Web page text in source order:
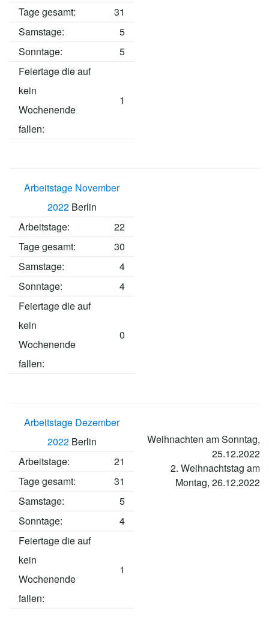
Tage gesamt:
31
Samstage:
5
Sonntage:
5
Feiertage die auf
kein
Wochenende
fallen:
1
Arbeitstage November
2022Berlin
Arbeitstage:
22
Tage gesamt:
30
Samstage:
4
Sonntage:
4
Feiertage die auf
kein
Wochenende
fallen:
0
Arbeitstage Dezember
2022Berlin
Arbeitstage:
21
Tage gesamt:
31
Samstage:
5
Sonntage:
4
Feiertage die auf
kein
Wochenende
fallen:
1
Weihnachten am Sonntag,
25.12.2022
2. Weihnachtstag am
Montag, 26.12.2022